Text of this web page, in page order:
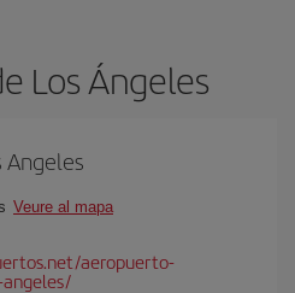
Los Ángeles
Angeles
Veure al mapa
aeropuerto-